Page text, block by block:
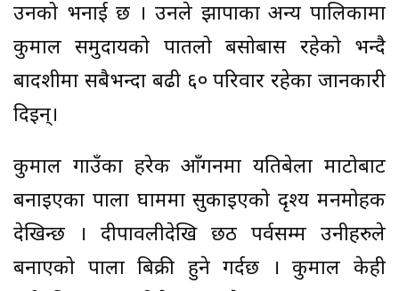
उनको भनाई छ । उनले झापाका अन्य पालिकामा
कुमाल समुदायको पातलो बसोबास रहेको भन्दै
बाह्रदशीमा सबैभन्दा बढी ६० परिवार रहेका जानकारी
दिइन्।
कुमाल गाउँका हरेक आँगनमा यतिबेला माटोबाट
बनाइएका पाला घाममा सुकाइएको दृश्य मनमोहक
देखिन्छ । दीपावलीदेखि छठ पर्वसम्म उनीहरुले
बनाएको पाला बिक्री हुने गर्दछ । कुमाल केही